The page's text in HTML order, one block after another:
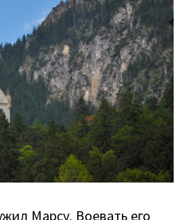
Марсу. Воевать его